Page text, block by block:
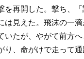
再開した。撃ち、
見えた。飛沫の一
たが、やがて前方
、命がけで走って